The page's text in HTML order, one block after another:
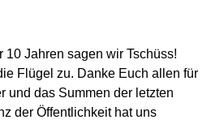
10 Jahren sagen wir Tschüss!
Flügel zu. Danke Euch allen für
und das Summen der letzten
der Öffentlichkeit hat uns